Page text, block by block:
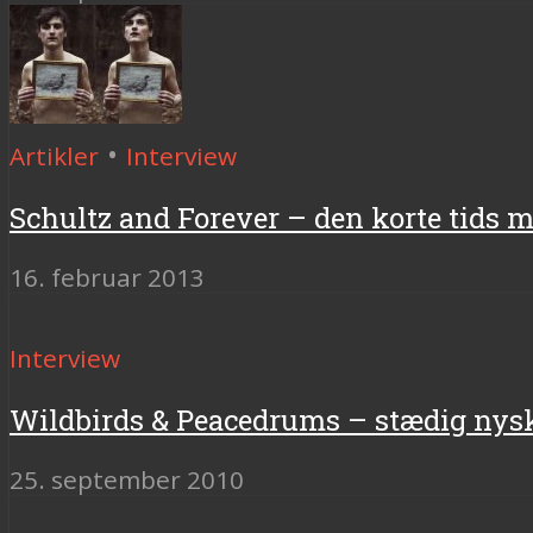
Artikler • Interview
Schultz and Forever – den korte tids
16. februar 2013
Interview
Wildbirds & Peacedrums – stædig
25. september 2010